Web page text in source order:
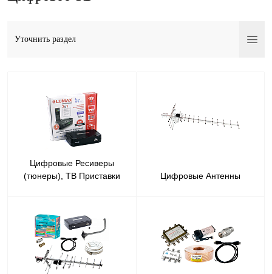
Уточнить раздел
Цифровые Ресиверы
(тюнеры), ТВ Приставки
Цифровые Антенны